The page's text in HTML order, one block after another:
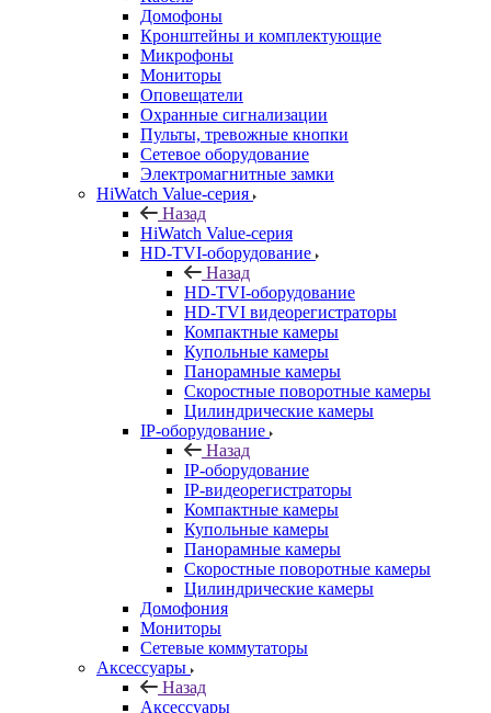
Домофоны
Кронштейны и комплектующие
Микрофоны
Мониторы
Оповещатели
Охранные сигнализации
Пульты, тревожные кнопки
Сетевое оборудование
Электромагнитные замки
HiWatch Value-серия
Назад
HiWatch Value-серия
HD-TVI-оборудование
Назад
HD-TVI-оборудование
HD-TVI видеорегистраторы
Компактные камеры
Купольные камеры
Панорамные камеры
Скоростные поворотные камеры
Цилиндрические камеры
IP-оборудование
Назад
IP-оборудование
IP-видеорегистраторы
Компактные камеры
Купольные камеры
Панорамные камеры
Скоростные поворотные камеры
Цилиндрические камеры
Домофония
Мониторы
Сетевые коммутаторы
Аксессуары
Назад
Аксессуары